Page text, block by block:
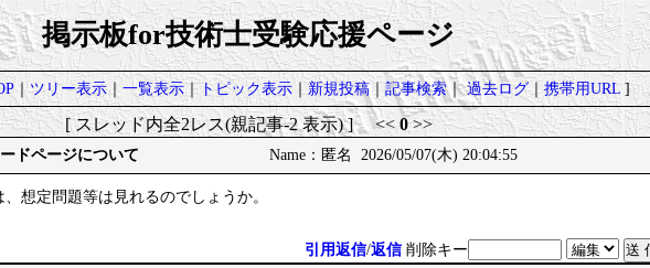
掲示板for技術士受験応援ページ
｜ツリー表示｜一覧表示｜トピック表示｜新規投稿｜記事検索｜過去ログ｜携帯用URL]
[ スレッド内全2レス(親記事-2 表示) ] <<0>>
ドページについて Name：匿名 2026/05/07(木) 20:04:55
想定問題等は見れるのでしょうか。
引用返信/返信 削除キー